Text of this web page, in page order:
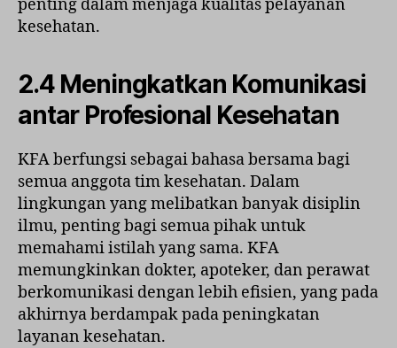
penting dalam menjaga kualitas pelayanan
kesehatan.
2.4 Meningkatkan Komunikasi
antar Profesional Kesehatan
KFA berfungsi sebagai bahasa bersama bagi
semua anggota tim kesehatan. Dalam
lingkungan yang melibatkan banyak disiplin
ilmu, penting bagi semua pihak untuk
memahami istilah yang sama. KFA
memungkinkan dokter, apoteker, dan perawat
berkomunikasi dengan lebih efisien, yang pada
akhirnya berdampak pada peningkatan
layanan kesehatan.